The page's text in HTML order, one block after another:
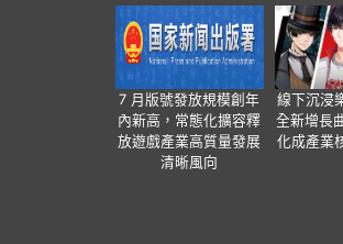
7 月版號發放規模創年
內新高，常態化擴容釋
放遊戲產業高質量發展
清晰風向
線下沉浸
全新增長
化成產業